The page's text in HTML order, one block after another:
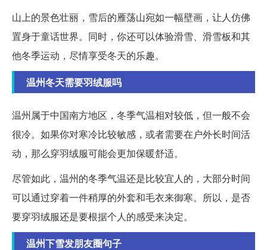
山上的景色壮丽，雪后的雁荡山宛如一幅壁画，让人仿佛
置身于童话世界。同时，你还可以体验滑雪、滑雪板和其
他冬季运动，尽情享受冬天的乐趣。
温州冬天需要羽绒服吗
温州属于中国南方地区，冬季气温相对较低，但一般不会
很冷。如果你对寒冷比较敏感，或者需要在户外长时间活
动，那么穿羽绒服可能会更加保暖舒适。
尽管如此，温州的冬季气温还是比较宜人的，大部分时间
可以通过穿着一件稍厚的外套和毛衣来御寒。所以，是否
要穿羽绒服还是要根据个人的感受来决定。
温州下雪发朋友圈句子